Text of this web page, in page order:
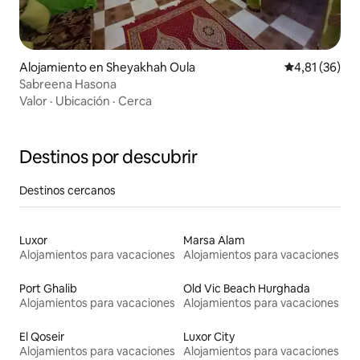
Alojamiento en Sheyakhah Oula Calificación
4,81 (36)
Sabreena Hasona
Valor · Ubicación · Cerca
Destinos por descubrir
Destinos cercanos
Luxor
Alojamientos para vacaciones
Marsa Alam
Alojamientos para vacaciones
Port Ghalib
Alojamientos para vacaciones
Old Vic Beach Hurghada
Alojamientos para vacaciones
El Qoseir
Alojamientos para vacaciones
Luxor City
Alojamientos para vacaciones